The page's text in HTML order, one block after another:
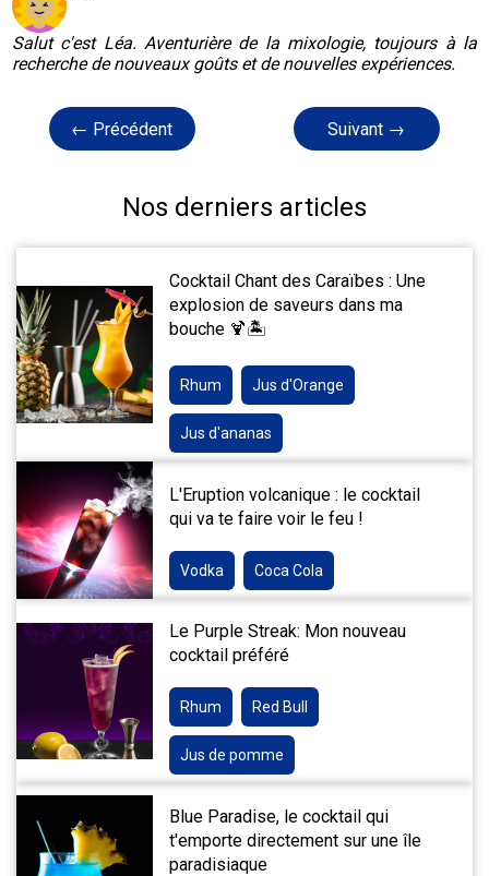
Salut c'est Léa. Aventurière de la mixologie, toujours à la
recherche de nouveaux goûts et de nouvelles expériences.
← Précédent Suivant →
Nos derniers articles
Cocktail Chant des Caraïbes : Une
explosion de saveurs dans ma
bouche 🍹🏝️
Rhum Jus d'Orange
Jus d'ananas
L'Eruption volcanique : le cocktail
qui va te faire voir le feu !
Vodka Coca Cola
Le Purple Streak: Mon nouveau
cocktail préféré
Rhum Red Bull
Jus de pomme
Blue Paradise, le cocktail qui
t'emporte directement sur une île
paradisiaque